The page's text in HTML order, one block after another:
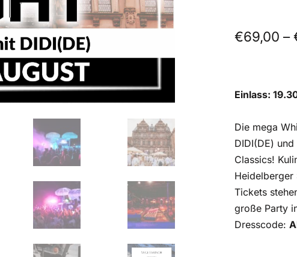
€69,00 –
Einlass:
Die mega
DIDI(DE)
Classics!
Heidelberger
Tickets
große Party
Dresscode: